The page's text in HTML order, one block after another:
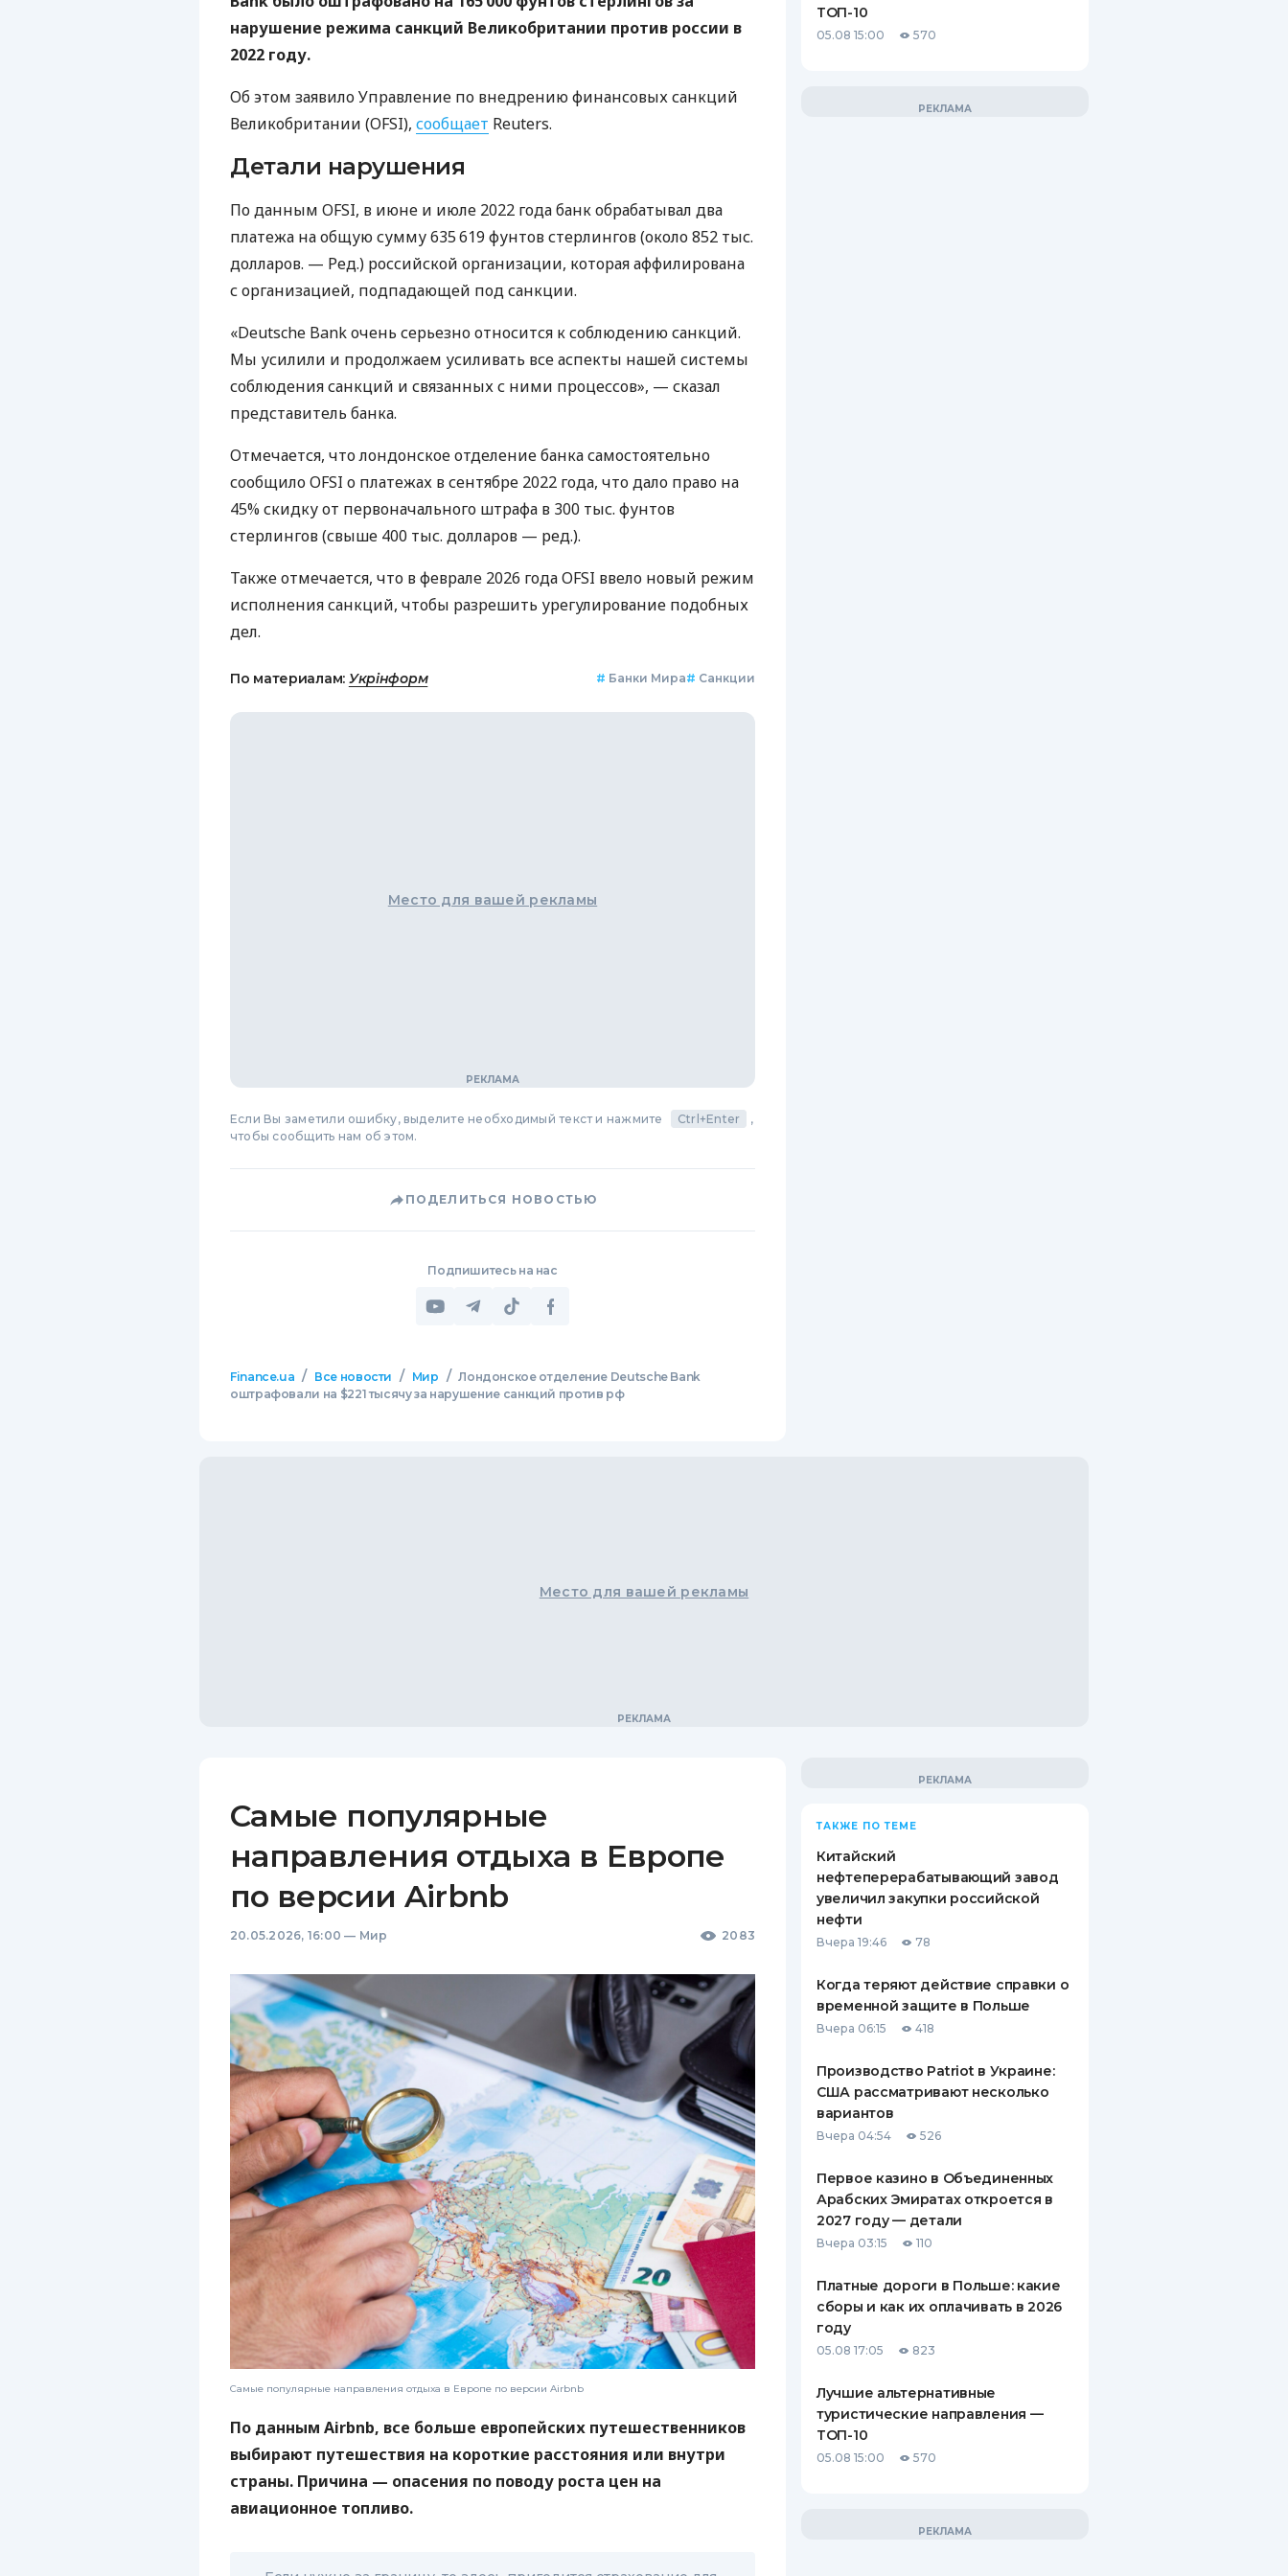
нарушение режима санкций Великобритании против россии в
2022 году.
Об этом заявило Управление по внедрению финансовых санкций
Великобритании (OFSI), сообщает Reuters.
Детали нарушения
По данным OFSI, в июне и июле 2022 года банк обрабатывал два
платежа на общую сумму 635 619 фунтов стерлингов (около 852 тыс.
долларов. — Ред.) российской организации, которая аффилирована
с организацией, подпадающей под санкции.
«Deutsche Bank очень серьезно относится к соблюдению санкций.
Мы усилили и продолжаем усиливать все аспекты нашей системы
соблюдения санкций и связанных с ними процессов», — сказал
представитель банка.
Отмечается, что лондонское отделение банка самостоятельно
сообщило OFSI о платежах в сентябре 2022 года, что дало право на
45% скидку от первоначального штрафа в 300 тыс. фунтов
стерлингов (свыше 400 тыс. долларов — ред.).
Также отмечается, что в феврале 2026 года OFSI ввело новый режим
исполнения санкций, чтобы разрешить урегулирование подобных
дел.
По материалам: Укрінформ # Банки Мира# Санкции
Место для вашей рекламы
Если Вы заметили ошибку, выделите необходимый текст и нажмите Ctrl+Enter
,
чтобы сообщить нам об этом.
ПОДЕЛИТЬСЯ НОВОСТЬЮ
Подпишитесь на нас
Finance.ua / Все новости / Мир / Лондонское отделение Deutsche Bank
оштрафовали на $221 тысячу за нарушение санкций против рф
ТОП-10
05.08 15:00 570
Место для вашей рекламы
Самые популярные
направления отдыха в Европе
по версии Airbnb
20.05.2026, 16:00 — Мир 2083
Самые популярные направления отдыха в Европе по версии Airbnb
По данным Airbnb, все больше европейских путешественников
выбирают путешествия на короткие расстояния или внутри
страны. Причина — опасения по поводу роста цен на
авиационное топливо.
ТАКЖЕ ПО ТЕМЕ
Китайский
нефтеперерабатывающий завод
увеличил закупки российской
нефти
Вчера 19:46 78
Когда теряют действие справки о
временной защите в Польше
Вчера 06:15 418
Производство Patriot в Украине:
США рассматривают несколько
вариантов
Вчера 04:54 526
Первое казино в Объединенных
Арабских Эмиратах откроется в
2027 году — детали
Вчера 03:15 110
Платные дороги в Польше: какие
сборы и как их оплачивать в 2026
году
05.08 17:05 823
Лучшие альтернативные
туристические направления —
ТОП-10
05.08 15:00 570